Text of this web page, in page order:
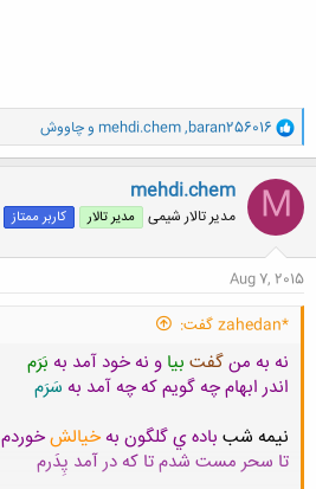
و
ا
ک
ن
ش
ه
ا
baran256016
,
mehdi.chem وچاووش
M
mehdi.chem
مدیر تالار شیمی مدیر تالار کاربر ممتاز
Aug 7, 2015
*zahedan گفت:
نه به منگفت بيا و نه خود آمد به بَرَم
اندر ابهام چه گويم که چه آمد به سَرَم
نيمه شب باده ي گلگون به خيالشخوردم
تا سحر مست شدم تا که در آمد پِدَرم